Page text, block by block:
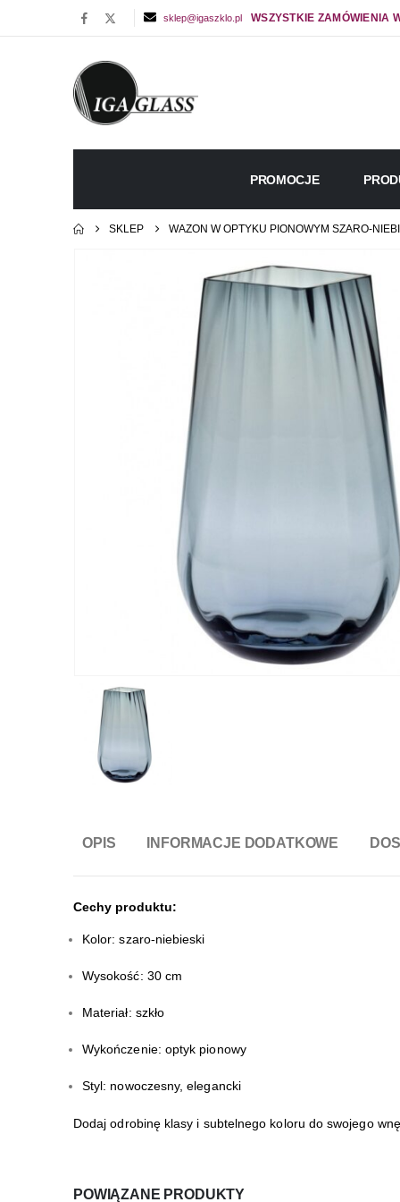
sklep@igaszklo.pl WSZYSTKIE ZAMÓWIENIA
PROMOCJE
SKLEP WAZON W OPTYKU PIONOWYM SZARO-
OPIS INFORMACJE DODATKOWE
Cechy produktu:
Kolor: szaro-niebieski
Wysokość: 30 cm
Materiał: szkło
Wykończenie: optyk pionowy
Styl: nowoczesny, elegancki
Dodaj odrobinę klasy i subtelnego koloru do swojego
POWIĄZANE PRODUKTY